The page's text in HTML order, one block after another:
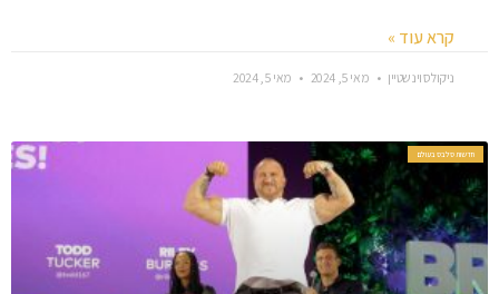
קרא עוד »
ניקולס וינשטיין מאי 5, 2024 מאי 5, 2024
חדשות סלבס בעולם